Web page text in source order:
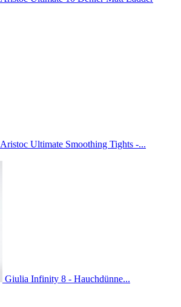
Aristoc Ultimate Smoothing Tights -...
Giulia Infinity 8 - Hauchdünne...